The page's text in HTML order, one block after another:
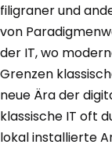
filigraner und
von
der IT, wo
Grenzen
neue Ära der
klassische IT oft
lokal installierte